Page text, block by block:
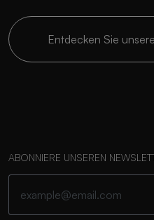
Entdecken Sie
ABONNIERE UNSEREN